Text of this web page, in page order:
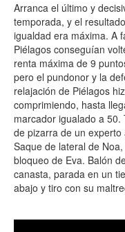
Arranca el último y
temporada, y el
igualdad era máxima. A
Piélagos conseguían
renta máxima de 9
pero el pundonor y la
relajación de Piélagos
comprimiendo, hasta
marcador igualado a
de pizarra de un
Saque de lateral de
bloqueo de Eva. Balón
canasta, parada en un
abajo y tiro con su